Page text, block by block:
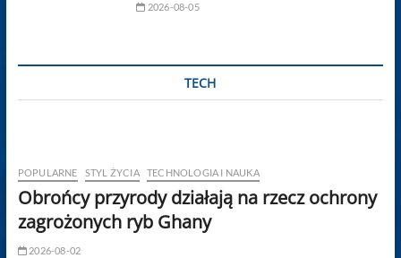
2026-08-05
TECH
POPULARNE STYL ŻYCIA TECHNOLOGIA I NAUKA
Obrońcy przyrody działają na rzecz ochrony
zagrożonych ryb Ghany
2026-08-02